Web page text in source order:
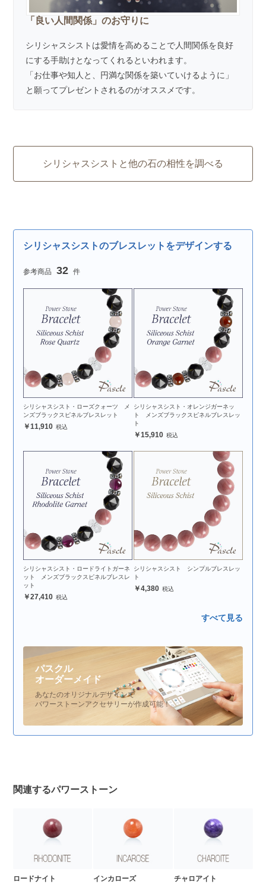
「良い人間関係」のお守りに
シリシャスシストは愛情を高めることで人間関係を良好
にする手助けとなってくれるといわれます。
「お仕事や知人と、円満な関係を築いていけるように」
と願ってプレゼントされるのがオススメです。
シリシャスシストと他の石の相性を調べる
シリシャスシストのブレスレットをデザインする
32
シリシャスシスト・ローズクォーツ メ
ンズブラックスピネルブレスレット
11,910
シリシャスシスト・オレンジガーネッ
ト メンズブラックスピネルブレスレッ
ト
15,910
シリシャスシスト・ロードライトガーネ
ット メンズブラックスピネルブレスレ
ット
27,410
シリシャスシスト シンプルブレスレッ
ト
4,380
すべて見る
パスクル
オーダーメイド
あなたのオリジナルデザインで
パワーストーンアクセサリーが作成可能！
関連するパワーストーン
ロードナイト インカローズ チャロアイト